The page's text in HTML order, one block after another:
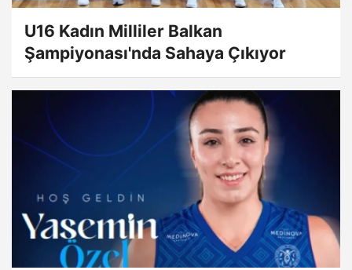
U16 Kadın Milliler Balkan
Şampiyonası'nda Sahaya Çıkıyor